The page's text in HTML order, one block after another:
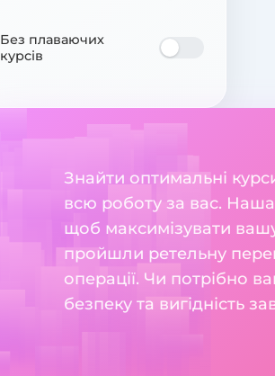
Без плаваючих
курсів
Знайти оптимальні
всю роботу за вас.
щоб максимізувати
пройшли ретельну
операції. Чи потрібно
безпеку та вигідність